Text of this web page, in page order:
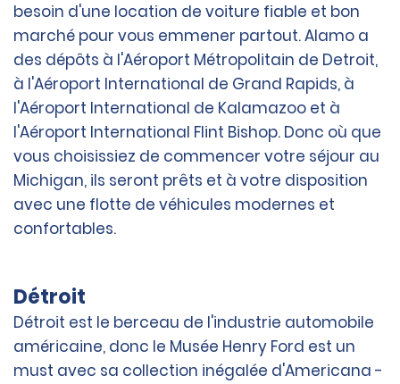
besoin d'une location de voiture fiable et bon
marché pour vous emmener partout. Alamo a
des dépôts à l'Aéroport Métropolitain de Detroit,
à l'Aéroport International de Grand Rapids, à
l'Aéroport International de Kalamazoo et à
l'Aéroport International Flint Bishop. Donc où que
vous choisissiez de commencer votre séjour au
Michigan, ils seront prêts et à votre disposition
avec une flotte de véhicules modernes et
confortables.
Détroit
Détroit est le berceau de l'industrie automobile
américaine, donc le Musée Henry Ford est un
must avec sa collection inégalée d'Americana -